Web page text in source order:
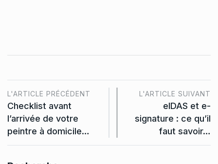
L'ARTICLE PRÉCÉDENT
Checklist avant
l’arrivée de votre
peintre à domicile…
L'ARTICLE SUIVANT
eIDAS et e-
signature : ce qu’il
faut savoir…